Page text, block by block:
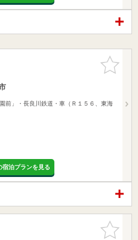
お気に入
りに追加
前」・長良川鉄道・車（Ｒ１５６、東海
宿泊プランを見る
お気に入
りに追加